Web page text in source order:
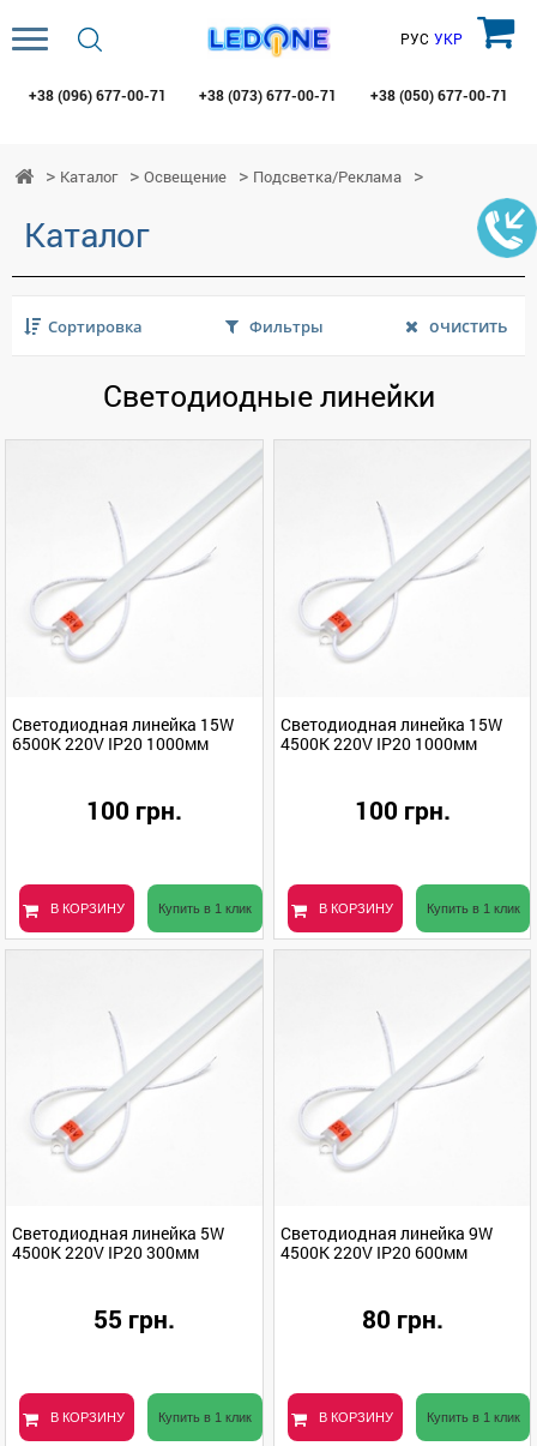
+38 (096) 677-00-71 +38 (073)677-00-71 +38 (050)677-00-71
РУС УКР
Каталог Освещение Подсветка/Реклама
Каталог
Сортировка Фильтры очистить
Светодиодные линейки
Светодиодная линейка 15W
6500K 220V IP20 1000мм
100 грн.
В КОРЗИНУ Купить в 1 клик
Светодиодная линейка 15W
4500K 220V IP20 1000мм
100 грн.
В КОРЗИНУ Купить в 1 клик
Светодиодная линейка 5W
4500K 220V IP20 300мм
55 грн.
В КОРЗИНУ Купить в 1 клик
Светодиодная линейка 9W
4500K 220V IP20 600мм
80 грн.
В КОРЗИНУ Купить в 1 клик